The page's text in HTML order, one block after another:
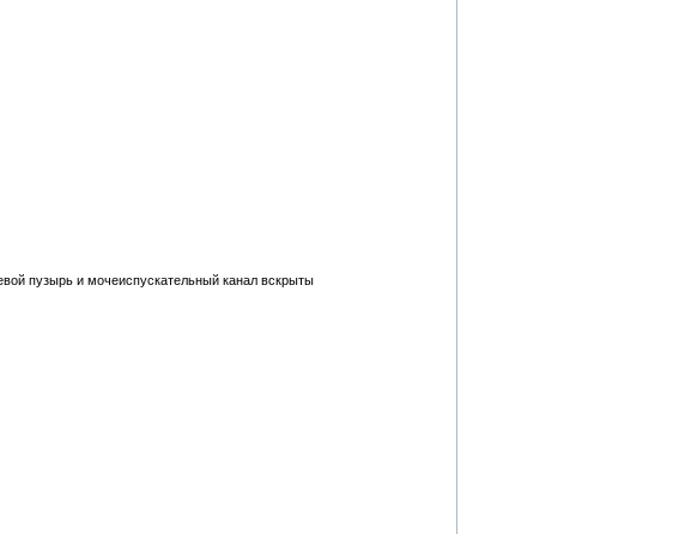
пузырь и мочеиспускательный канал вскрыты